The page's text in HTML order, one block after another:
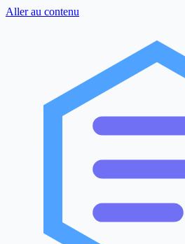
Aller au contenu